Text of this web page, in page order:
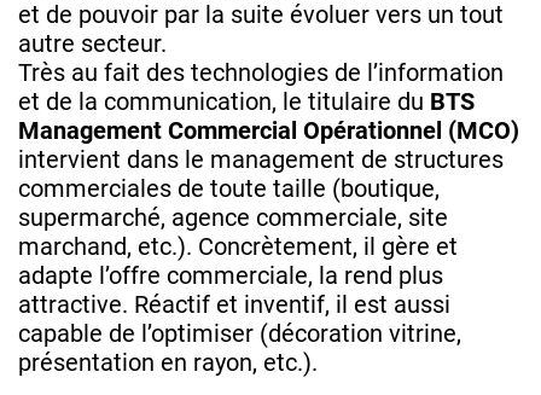
et de pouvoir par la suite évoluer vers un tout
autre secteur.
Très au fait des technologies de l’information
et de la communication, le titulaire du BTS
Management Commercial Opérationnel (MCO)
intervient dans le management de structures
commerciales de toute taille (boutique,
supermarché, agence commerciale, site
marchand, etc.). Concrètement, il gère et
adapte l’offre commerciale, la rend plus
attractive. Réactif et inventif, il est aussi
capable de l’optimiser (décoration vitrine,
présentation en rayon, etc.).